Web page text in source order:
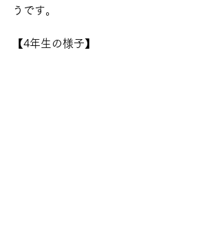
うです。
【4年生の様子】